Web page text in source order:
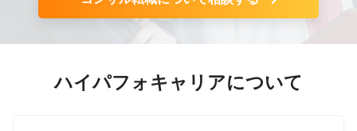
ハイパフォキャリアについて